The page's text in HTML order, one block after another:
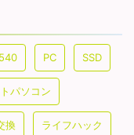
PC SSD
パソコン
換 ライフハック